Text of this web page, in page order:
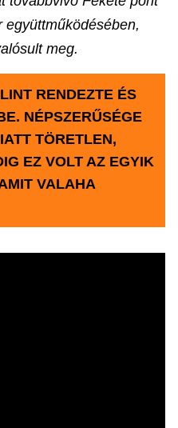
meg.
RENDEZTE ÉS
NÉPSZERŰSÉGE
TÖRETLEN,
EZ VOLT AZ EGYIK
VALAHA